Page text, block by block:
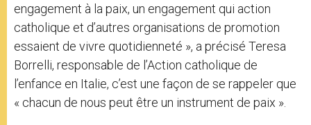
engagement à la paix, un engagement qui action
catholique et d’autres organisations de promotion
essaient de vivre quotidienneté », a précisé Teresa
Borrelli, responsable de l’Action catholique de
l’enfance en Italie, c’est une façon de se rappeler que
« chacun de nous peut être un instrument de paix ».